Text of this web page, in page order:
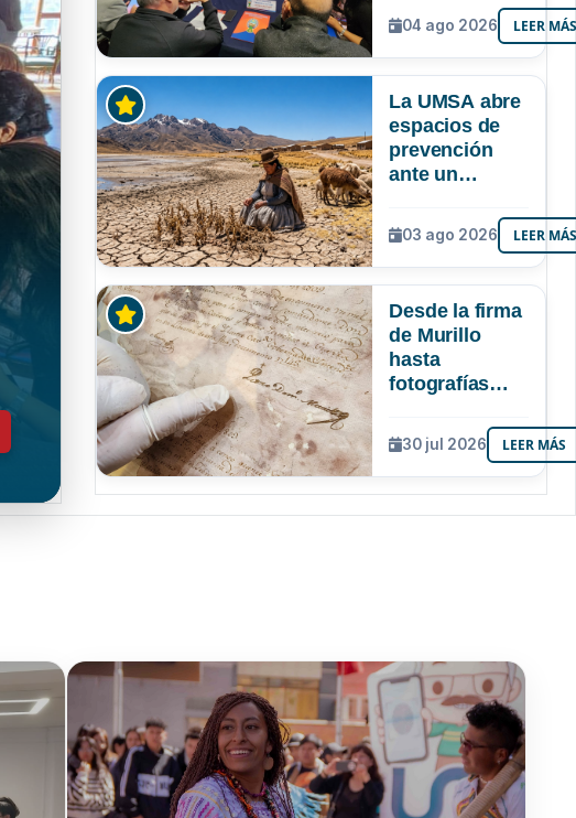
mineral que
Bolivia aún no
explora ni
04 ago 2026 LEER
La UMSA abre
espacios de
prevención
ante un
Niño que
podría superar
a los tres
Bolivia
03 ago 2026 LEER
Desde la firma
de Murillo
hasta
fotografías
UMSA
resguarda 6
joyas de la
30 jul 2026 LEER MÁS